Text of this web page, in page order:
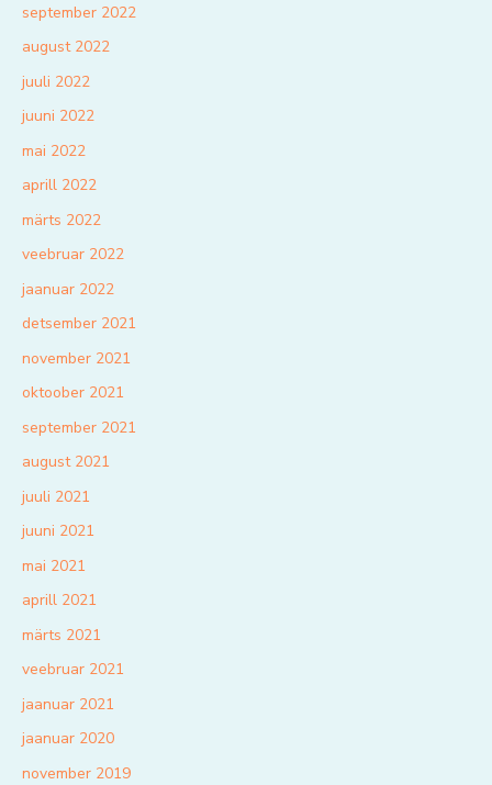
september 2022
august 2022
juuli 2022
juuni 2022
mai 2022
aprill 2022
märts 2022
veebruar 2022
jaanuar 2022
detsember 2021
november 2021
oktoober 2021
september 2021
august 2021
juuli 2021
juuni 2021
mai 2021
aprill 2021
märts 2021
veebruar 2021
jaanuar 2021
jaanuar 2020
november 2019